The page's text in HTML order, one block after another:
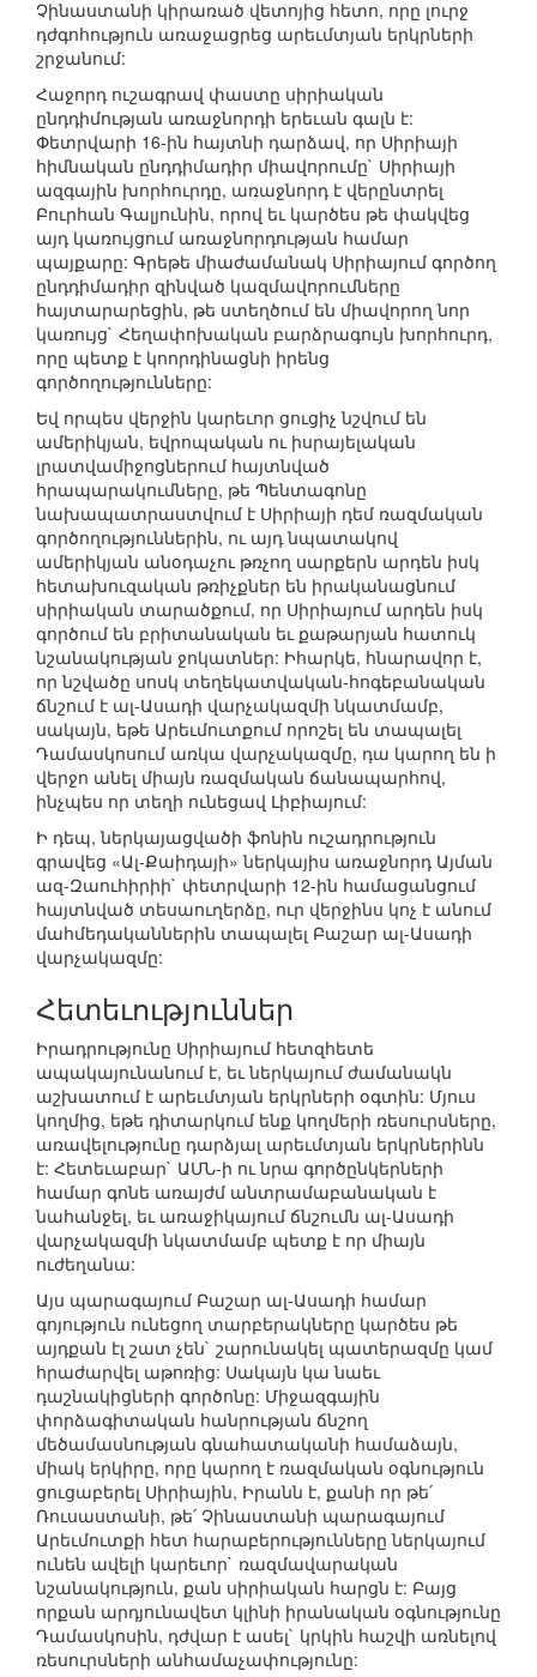
Չինաստանի կիրառած վետոյից հետո, որը լուրջ
դժգոհություն առաջացրեց արեւմտյան երկրների
շրջանում:
Հաջորդ ուշագրավ փաստը սիրիական
ընդդիմության առաջնորդի երեւան գալն է:
Փետրվարի 16-ին հայտնի դարձավ, որ Սիրիայի
հիմնական ընդդիմադիր միավորումը` Սիրիայի
ազգային խորհուրդը, առաջնորդ է վերընտրել
Բուրհան Գալյունին, որով եւ կարծես թե փակվեց
այդ կառույցում առաջնորդության համար
պայքարը: Գրեթե միաժամանակ Սիրիայում գործող
ընդդիմադիր զինված կազմավորումները
հայտարարեցին, թե ստեղծում են միավորող նոր
կառույց` Հեղափոխական բարձրագույն խորհուրդ,
որը պետք է կոորդինացնի իրենց
գործողությունները:
Եվ որպես վերջին կարեւոր ցուցիչ նշվում են
ամերիկյան, եվրոպական ու իսրայելական
լրատվամիջոցներում հայտնված
հրապարակումները, թե Պենտագոնը
նախապատրաստվում է Սիրիայի դեմ ռազմական
գործողություններին, ու այդ նպատակով
ամերիկյան անօդաչու թռչող սարքերն արդեն իսկ
հետախուզական թռիչքներ են իրականացնում
սիրիական տարածքում, որ Սիրիայում արդեն իսկ
գործում են բրիտանական եւ քաթարյան հատուկ
նշանակության ջոկատներ: Իհարկե, հնարավոր է,
որ նշվածը սոսկ տեղեկատվական-հոգեբանական
ճնշում է ալ-Ասադի վարչակազմի նկատմամբ,
սակայն, եթե Արեւմուտքում որոշել են տապալել
Դամասկոսում առկա վարչակազմը, դա կարող են ի
վերջո անել միայն ռազմական ճանապարհով,
ինչպես որ տեղի ունեցավ Լիբիայում:
Ի դեպ, ներկայացվածի ֆոնին ուշադրություն
գրավեց «Ալ-Քաիդայի» ներկայիս առաջնորդ Այման
ազ-Զաուհիրիի` փետրվարի 12-ին համացանցում
հայտնված տեսաուղերձը, ուր վերջինս կոչ է անում
մահմեդականներին տապալել Բաշար ալ-Ասադի
վարչակազմը:
Հետեւություններ
Իրադրությունը Սիրիայում հետզհետե
ապակայունանում է, եւ ներկայում ժամանակն
աշխատում է արեւմտյան երկրների օգտին: Մյուս
կողմից, եթե դիտարկում ենք կողմերի ռեսուրսները,
առավելությունը դարձյալ արեւմտյան երկրներինն
է: Հետեւաբար` ԱՄՆ-ի ու նրա գործընկերների
համար գոնե առայժմ անտրամաբանական է
նահանջել, եւ առաջիկայում ճնշումն ալ-Ասադի
վարչակազմի նկատմամբ պետք է որ միայն
ուժեղանա:
Այս պարագայում Բաշար ալ-Ասադի համար
գոյություն ունեցող տարբերակները կարծես թե
այդքան էլ շատ չեն` շարունակել պատերազմը կամ
հրաժարվել աթոռից: Սակայն կա նաեւ
դաշնակիցների գործոնը: Միջազգային
փորձագիտական հանրության ճնշող
մեծամասնության գնահատականի համաձայն,
միակ երկիրը, որը կարող է ռազմական օգնություն
ցուցաբերել Սիրիային, Իրանն է, քանի որ թե՛
Ռուսաստանի, թե՛ Չինաստանի պարագայում
Արեւմուտքի հետ հարաբերությունները ներկայում
ունեն ավելի կարեւոր` ռազմավարական
նշանակություն, քան սիրիական հարցն է: Բայց
որքան արդյունավետ կլինի իրանական օգնությունը
Դամասկոսին, դժվար է ասել` կրկին հաշվի առնելով
ռեսուրսների անհամաչափությունը: